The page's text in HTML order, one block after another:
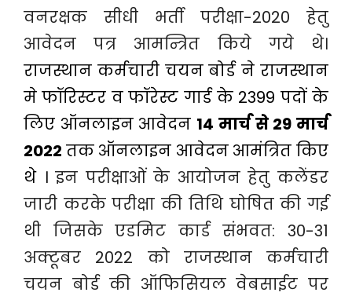
वनरक्षक सीधी भर्ती परीक्षा-2020 हेतु
आवेदन पत्र आमन्त्रित किये गये थे।
राजस्थान कर्मचारी चयन बोर्ड ने राजस्थान
मे फॉरिस्टर व फॉरेस्ट गार्ड के 2399 पदों के
लिए ऑनलाइन आवेदन 14 मार्च से 29 मार्च
2022 तक ऑनलाइन आवेदन आमंत्रित किए
थे । इन परीक्षाओं के आयोजन हेतु कलेंडर
जारी करके परीक्षा की तिथि घोषित की गई
थी जिसके एडमिट कार्ड संभवत: 30-31
अक्टूबर 2022 को राजस्थान कर्मचारी
चयन बोर्ड की ऑफिसियल वेबसाईट पर